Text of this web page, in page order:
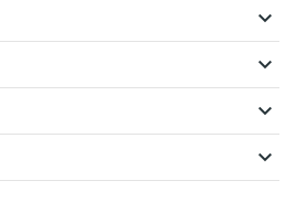
keyboard_arrow_down
keyboard_arrow_down
keyboard_arrow_down
keyboard_arrow_down